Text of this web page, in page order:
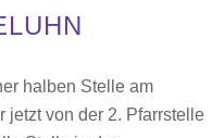
halben Stelle am
jetzt von der 2. Pfarrstelle